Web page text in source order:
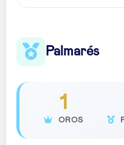
Palmarés
1
OROS